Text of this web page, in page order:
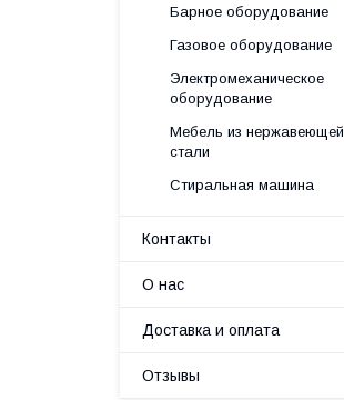
Барное оборудование
Газовое оборудование
Электромеханическое
оборудование
Мебель из нержавеющей
стали
Стиральная машина
Контакты
О нас
Доставка и оплата
Отзывы